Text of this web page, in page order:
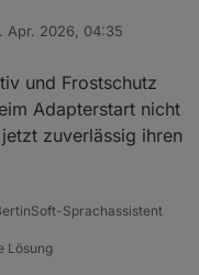
Apr. 2026, 04:35
von
und Frostschutz
Adapterstart nicht
zuverlässig ihren
Sprachassistent
Lösung